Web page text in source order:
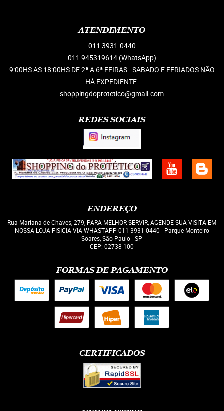
ATENDIMENTO
011 3931-0440
011 945319614 (WhatsApp)
9:00HS AS 18:00HS DE 2ª A 6ª FEIRAS - SABADO E FERIADOS NÃO
HÁ EXPEDIENTE.
shoppingdoprotetico@gmail.com
REDES SOCIAIS
ENDEREÇO
Rua Mariana de Chaves, 279, PARA MELHOR SERVIR, AGENDE SUA VISITA EM
NOSSA LOJA FISICIA VIA WHASTAPP 011-3931-0440 - Parque Monteiro
Soares, São Paulo-SP
CEP: 02738-100
FORMAS DE PAGAMENTO
CERTIFICADOS